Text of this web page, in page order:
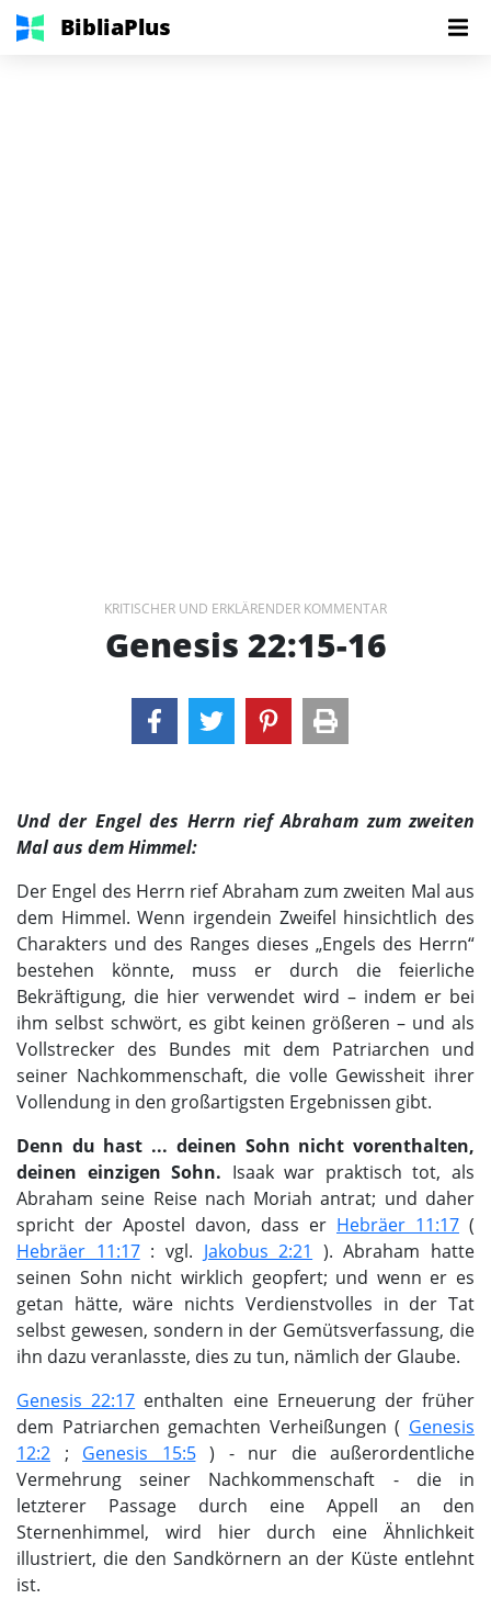
BibliaPlus
KRITISCHER UND ERKLÄRENDER KOMMENTAR
Genesis 22:15-16
Und der Engel des Herrn rief Abraham zum zweiten
Mal aus dem Himmel:
Der Engel des Herrn rief Abraham zum zweiten Mal aus
dem Himmel. Wenn irgendein Zweifel hinsichtlich des
Charakters und des Ranges dieses „Engels des Herrn“
bestehen könnte, muss er durch die feierliche
Bekräftigung, die hier verwendet wird – indem er bei
ihm selbst schwört, es gibt keinen größeren – und als
Vollstrecker des Bundes mit dem Patriarchen und
seiner Nachkommenschaft, die volle Gewissheit ihrer
Vollendung in den großartigsten Ergebnissen gibt.
Denn du hast ... deinen Sohn nicht vorenthalten,
deinen einzigen Sohn. Isaak war praktisch tot, als
Abraham seine Reise nach Moriah antrat; und daher
spricht der Apostel davon, dass er Hebräer 11:17 (
Hebräer 11:17: vgl. Jakobus 2:21 ). Abraham hatte
seinen Sohn nicht wirklich geopfert; und wenn er es
getan hätte, wäre nichts Verdienstvolles in der Tat
selbst gewesen, sondern in der Gemütsverfassung, die
ihn dazu veranlasste, dies zu tun, nämlich der Glaube.
Genesis 22:17 enthalten eine Erneuerung der früher
dem Patriarchen gemachten Verheißungen ( Genesis
12:2 ; Genesis 15:5) - nur die außerordentliche
Vermehrung seiner Nachkommenschaft - die in
letzterer Passage durch eine Appell an den
Sternenhimmel, wird hier durch eine Ähnlichkeit
illustriert, die den Sandkörnern an der Küste entlehnt
ist.